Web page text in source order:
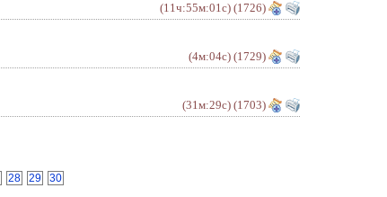
(11ч:55м:01с) (1726)
(4м:04с) (1729)
(31м:29с) (1703)
28 29
30